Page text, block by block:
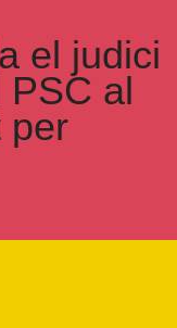
el judici
PSC al
per